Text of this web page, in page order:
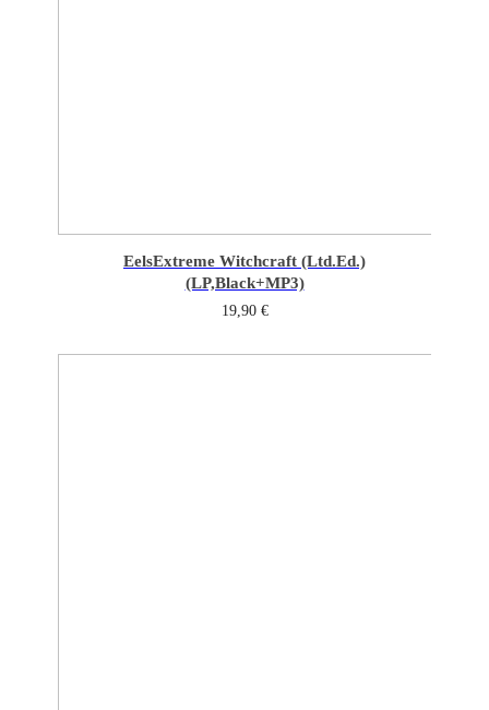
EelsExtreme Witchcraft (Ltd.Ed.)
(LP,Black+MP3)
19,90 €